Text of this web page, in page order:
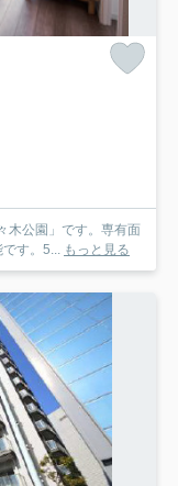
木公園」です。専有面
す。5... もっと見る